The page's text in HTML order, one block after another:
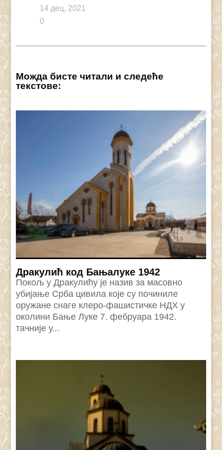
14 дец, 2021
0
Можда бисте читали и следеће
текстове:
Дракулић код Бањалуке 1942
Покољ у Дракулићу је назив за масовно
убијање Срба цивила које су починиле
оружане снаге клеро-фашистичке НДХ у
околини Бање Луке 7. фебруара 1942.
тачније у...